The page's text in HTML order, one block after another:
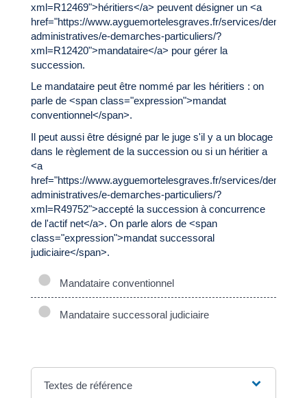
xml=R12469">héritiers</a> peuvent désigner un <a
href="https://www.ayguemortelesgraves.fr/services/
administratives/e-demarches-particuliers/?
xml=R12420">mandataire</a> pour gérer la
succession.
Le mandataire peut être nommé par les héritiers : on
parle de <span class="expression">mandat
conventionnel</span>.
Il peut aussi être désigné par le juge s'il y a un blocage
dans le règlement de la succession ou si un héritier a
<a
href="https://www.ayguemortelesgraves.fr/services/
administratives/e-demarches-particuliers/?
xml=R49752">accepté la succession à concurrence
de l'actif net</a>. On parle alors de <span
class="expression">mandat successoral
judiciaire</span>.
Mandataire conventionnel
Mandataire successoral judiciaire
Textes de référence